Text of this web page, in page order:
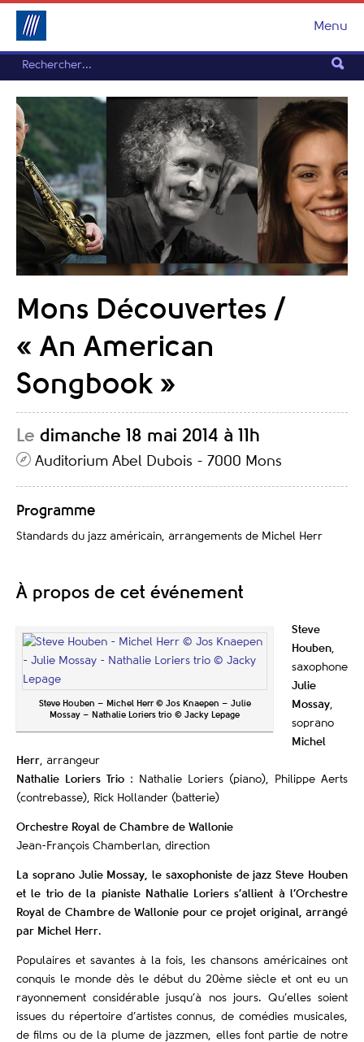
Menu
Mons Découvertes /
« An American
Songbook »
Le dimanche 18 mai 2014 à 11h
Auditorium Abel Dubois - 7000 Mons
Programme
Standards du jazz américain, arrangements de Michel Herr
À propos de cet événement
Steve Houben – Michel Herr © Jos Knaepen – Julie
Mossay – Nathalie Loriers trio © Jacky Lepage
Steve
Houben,
saxophone
Julie
Mossay,
soprano
Michel
Herr, arrangeur
Nathalie Loriers Trio : Nathalie Loriers (piano), Philippe Aerts
(contrebasse), Rick Hollander (batterie)
Orchestre Royal de Chambre de Wallonie
Jean-François Chamberlan, direction
La soprano Julie Mossay, le saxophoniste de jazz Steve Houben
et le trio de la pianiste Nathalie Loriers s’allient à l’Orchestre
Royal de Chambre de Wallonie pour ce projet original, arrangé
par Michel Herr.
Populaires et savantes à la fois, les chansons américaines ont
conquis le monde dès le début du 20ème siècle et ont eu un
rayonnement considérable jusqu’à nos jours. Qu’elles soient
issues du répertoire d’artistes connus, de comédies musicales,
de films ou de la plume de jazzmen, elles font partie de notre